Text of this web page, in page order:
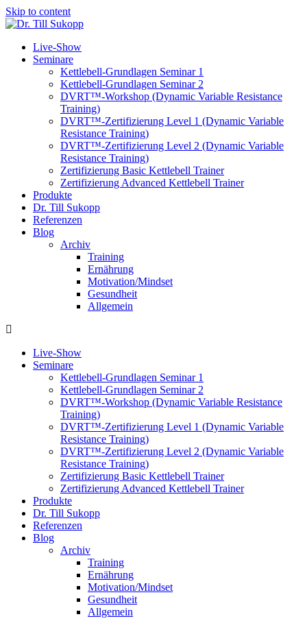
Skip to content
Live-Show
Seminare
Kettlebell-Grundlagen Seminar 1
Kettlebell-Grundlagen Seminar 2
DVRT™-Workshop (Dynamic Variable Resistance
Training)
DVRT™-Zertifizierung Level 1 (Dynamic Variable
Resistance Training)
DVRT™-Zertifizierung Level 2 (Dynamic Variable
Resistance Training)
Zertifizierung Basic Kettlebell Trainer
Zertifizierung Advanced Kettlebell Trainer
Produkte
Dr. Till Sukopp
Referenzen
Blog
Archiv
Training
Ernährung
Motivation/Mindset
Gesundheit
Allgemein
Live-Show
Seminare
Kettlebell-Grundlagen Seminar 1
Kettlebell-Grundlagen Seminar 2
DVRT™-Workshop (Dynamic Variable Resistance
Training)
DVRT™-Zertifizierung Level 1 (Dynamic Variable
Resistance Training)
DVRT™-Zertifizierung Level 2 (Dynamic Variable
Resistance Training)
Zertifizierung Basic Kettlebell Trainer
Zertifizierung Advanced Kettlebell Trainer
Produkte
Dr. Till Sukopp
Referenzen
Blog
Archiv
Training
Ernährung
Motivation/Mindset
Gesundheit
Allgemein